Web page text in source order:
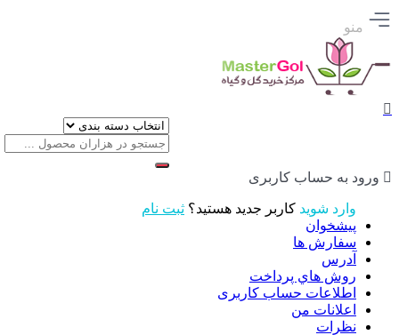
منو
ورود به حساب کاربری
وارد شوید کاربر جدید هستید؟ ثبت نام
پیشخوان
سفارش ها
آدرس
روش هاي پرداخت
اطلاعات حساب كاربری
اعلانات من
نظرات